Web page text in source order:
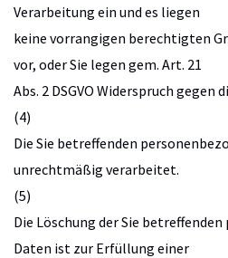
Verarbeitung ein und es liegen
keine vorrangigen berechtigten
vor, oder Sie legen gem. Art. 21
Abs. 2 DSGVO Widerspruch gegen
(4)
Die Sie betreffenden
unrechtmäßig verarbeitet.
(5)
Die Löschung der Sie
Daten ist zur Erfüllung einer